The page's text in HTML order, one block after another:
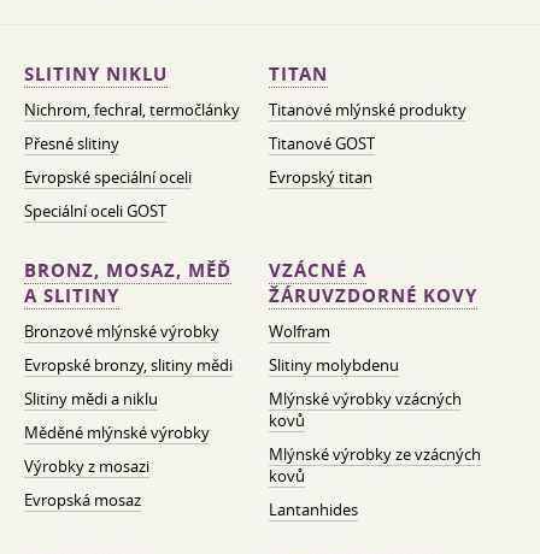
SLITINY NIKLU
Nichrom, fechral, termočlánky
Přesné slitiny
Evropské speciální oceli
Speciální oceli GOST
TITAN
Titanové mlýnské produkty
Titanové GOST
Evropský titan
BRONZ, MOSAZ, MĚĎ
A SLITINY
Bronzové mlýnské výrobky
Evropské bronzy, slitiny mědi
Slitiny mědi a niklu
Měděné mlýnské výrobky
Výrobky z mosazi
Evropská mosaz
VZÁCNÉ A
ŽÁRUVZDORNÉ KOVY
Wolfram
Slitiny molybdenu
Mlýnské výrobky vzácných
kovů
Mlýnské výrobky ze vzácných
kovů
Lantanhides